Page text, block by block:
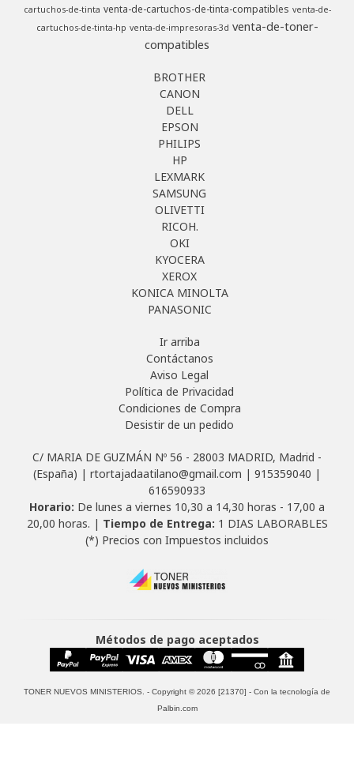
cartuchos-de-tinta venta-de-cartuchos-de-tinta-compatibles venta-de-
cartuchos-de-tinta-hp venta-de-impresoras-3d venta-de-toner-
compatibles
BROTHER
CANON
DELL
EPSON
PHILIPS
HP
LEXMARK
SAMSUNG
OLIVETTI
RICOH.
OKI
KYOCERA
XEROX
KONICA MINOLTA
PANASONIC
Ir arriba
Contáctanos
Aviso Legal
Política de Privacidad
Condiciones de Compra
Desistir de un pedido
C/ MARIA DE GUZMÁN Nº 56 - 28003 MADRID, Madrid -
(España) | rtortajadaatilano@gmail.com | 915359040 |
616590933
Horario: De lunes a viernes 10,30 a 14,30 horas - 17,00 a
20,00 horas. | Tiempo de Entrega: 1 DIAS LABORABLES
(*) Precios con Impuestos incluidos
Métodos de pago aceptados
TONER NUEVOS MINISTERIOS. - Copyright © 2026 [21370] - Con la tecnología de
Palbin.com